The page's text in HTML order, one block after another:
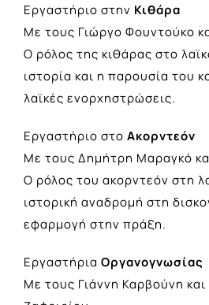
Εργαστήριο στην Κιθάρα
Mε τους Γιώργο Φουντούκο
Ο ρόλος της κιθάρας στο
ιστορία και η παρουσία του
λαϊκές ενορχηστρώσεις.
Εργαστήριο στο Ακορντεόν
Mε τους Δημήτρη Μαραγκό
Ο ρόλος του ακορντεόν στη
ιστορική αναδρομή στη
εφαρμογή στην πράξη.
Εργαστήρια Οργανογνωσίας
Με τους Γιάννη Καρβούνη